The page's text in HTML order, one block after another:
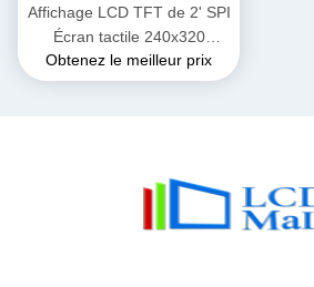
Affichage LCD TFT de 2' SPI
Écran tactile 240x320
Résolution ST7789 Interface
SPI
Obtenez le meilleur prix